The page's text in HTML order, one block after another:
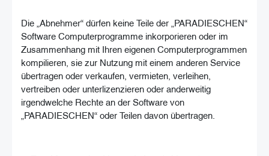
Die „Abnehmer“ dürfen keine Teile der „PARADIESCHEN“
Software Computerprogramme inkorporieren oder im
Zusammenhang mit Ihren eigenen Computerprogrammen
kompilieren, sie zur Nutzung mit einem anderen Service
übertragen oder verkaufen, vermieten, verleihen,
vertreiben oder unterlizenzieren oder anderweitig
irgendwelche Rechte an der Software von
„PARADIESCHEN“ oder Teilen davon übertragen.